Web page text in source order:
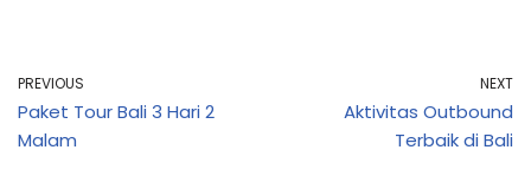
PREVIOUS
Paket Tour Bali 3 Hari 2
Malam
NEXT
Aktivitas Outbound
Terbaik di Bali